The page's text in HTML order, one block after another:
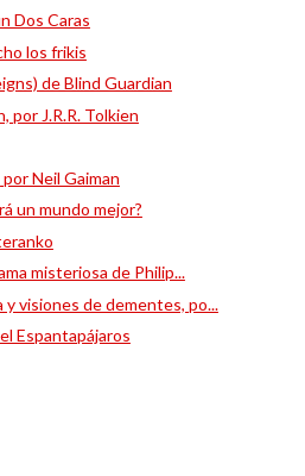
Dos Caras
los frikis
de Blind Guardian
por J.R.R. Tolkien
Neil Gaiman
un mundo mejor?
misteriosa de Philip...
visiones de dementes, po...
Espantapájaros